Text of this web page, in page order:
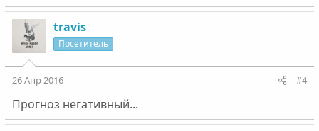
travis
Посетитель
26 Апр 2016 #4
Прогноз негативный...